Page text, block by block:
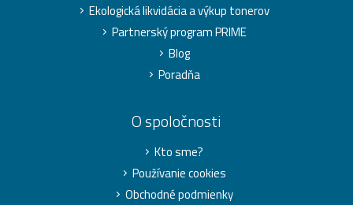
Ekologická likvidácia a výkup tonerov
Partnerský program PRIME
Blog
Poradňa
O spoločnosti
Kto sme?
Používanie cookies
Obchodné podmienky